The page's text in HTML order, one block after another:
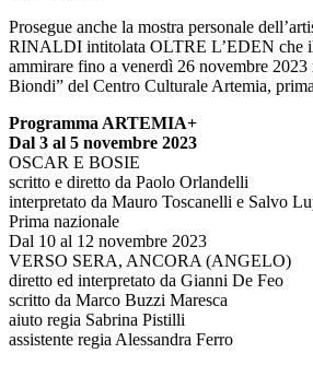
Prosegue anche la mostra personale
RINALDI intitolata OLTRE L’EDEN che
ammirare fino a venerdì 26 novembre 2023
Biondi” del Centro Culturale Artemia,
Programma ARTEMIA+
Dal 3 al 5 novembre 2023
OSCAR E BOSIE
scritto e diretto da Paolo Orlandelli
interpretato da Mauro Toscanelli e Salvo
Prima nazionale
Dal 10 al 12 novembre 2023
VERSO SERA, ANCORA (ANGELO)
diretto ed interpretato da Gianni De Feo
scritto da Marco Buzzi Maresca
aiuto regia Sabrina Pistilli
assistente regia Alessandra Ferro